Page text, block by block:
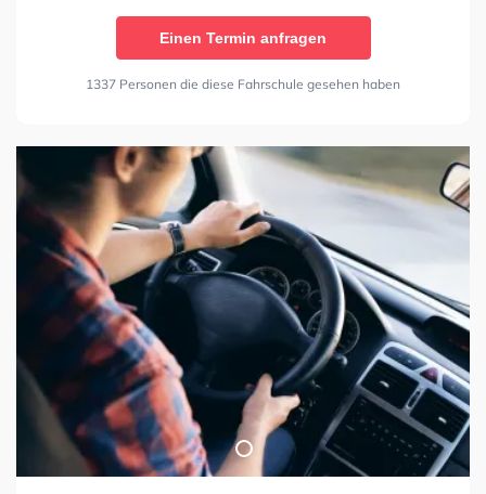
Einen Termin anfragen
1337 Personen die diese Fahrschule gesehen haben